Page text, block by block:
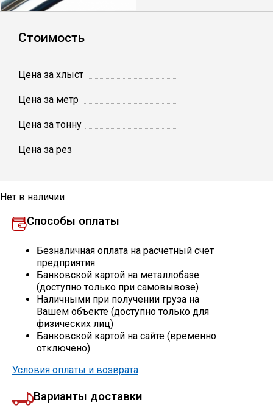
Катанка
Круг
Столбы заборные
Сетка кладочная
Круги абразивные
Электроды
Проволока
Стоимость
Цена за хлыст
Цена за метр
Цена за тонну
Цена за рез
Нет в наличии
Способы оплаты
Безналичная оплата на расчетный счет
предприятия
Банковской картой на металлобазе
(доступно только при самовывозе)
Наличными при получении груза на
Вашем объекте (доступно только для
физических лиц)
Банковской картой на сайте (временно
отключено)
Условия оплаты и возврата
Варианты доставки